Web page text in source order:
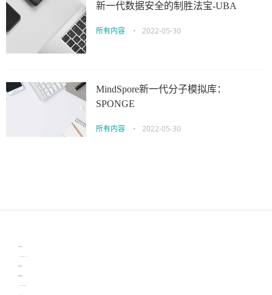
新一代数据安全的制胜法宝-UBA
所有内容 • 2022-05-30
MindSpore新一代分子模拟库：
SPONGE
所有内容 • 2022-05-30